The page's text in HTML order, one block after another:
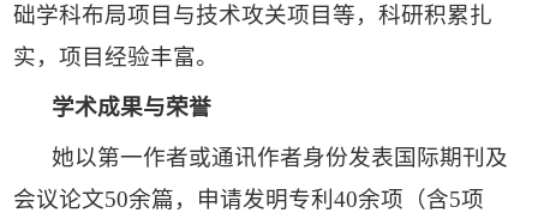
础学科布局项目与技术攻关项目等，科研积累扎
实，项目经验丰富。
学术成果与荣誉
她以第一作者或通讯作者身份发表国际期刊及
会议论文50余篇，申请发明专利40余项（含5项